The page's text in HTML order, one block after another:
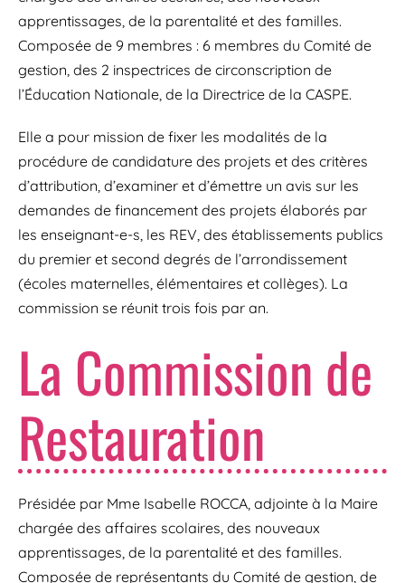
apprentissages, de la parentalité et des familles.
Composée de 9 membres : 6 membres du Comité de
gestion, des 2 inspectrices de circonscription de
l’Éducation Nationale, de la Directrice de la CASPE.
Elle a pour mission de fixer les modalités de la
procédure de candidature des projets et des critères
d’attribution, d’examiner et d’émettre un avis sur les
demandes de financement des projets élaborés par
les enseignant-e-s, les REV, des établissements publics
du premier et second degrés de l’arrondissement
(écoles maternelles, élémentaires et collèges). La
commission se réunit trois fois par an.
La Commission de
Restauration
Présidée par Mme Isabelle ROCCA, adjointe à la Maire
chargée des affaires scolaires, des nouveaux
apprentissages, de la parentalité et des familles.
Composée de représentants du Comité de gestion, de